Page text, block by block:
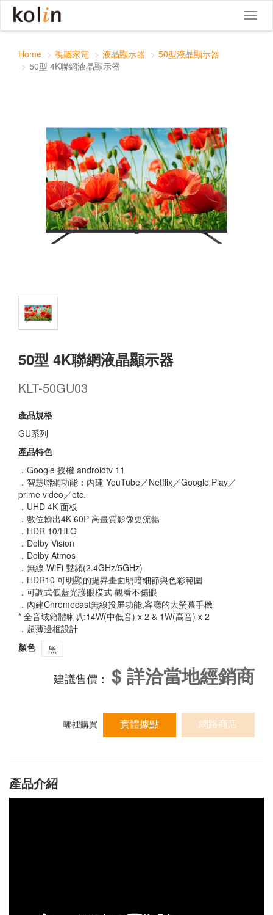
50型 4K聯網液晶顯示器
Toggle
Home 視聽家電 液晶顯示器
50型液晶顯示器
50型 4K聯網液晶顯示器
50型 4K聯網液晶顯示器
KLT-50GU03
產品規格
GU系列
產品特色
．Google 授權 androidtv 11
．智慧聯網功能：內建 YouTube／Netflix／Google Play／
prime video／etc.
．UHD 4K 面板
．數位輸出4K 60P 高畫質影像更流暢
．HDR 10/HLG
．Dolby Vision
．Dolby Atmos
．無線 WiFi 雙頻(2.4GHz/5GHz)
．HDR10 可明顯的提昇畫面明暗細節與色彩範圍
．可調式低藍光護眼模式 觀看不傷眼
．內建Chromecast無線投屏功能,客廳的大螢幕手機
* 全音域箱體喇叭:14W(中低音) x 2 & 1W(高音) x 2
．超薄邊框設計
顏色
黑
建議售價： $ 詳洽當地經銷商
哪裡購買 實體據點 網路商店
產品介紹